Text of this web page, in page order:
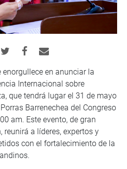
en anunciar la
Internacional sobre
que tendrá lugar el 31 de mayo
Barrenechea del Congreso
am. Este evento, de gran
reunirá a líderes, expertos y
con el fortalecimiento de la